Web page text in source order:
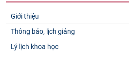
Giới thiệu
Thông báo, lịch giảng
Lý lịch khoa học